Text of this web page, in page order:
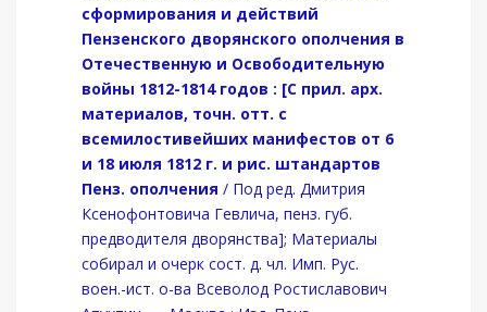
сформирования и действий
Пензенского дворянского ополчения в
Отечественную и Освободительную
войны 1812-1814 годов : [С прил. арх.
материалов, точн. отт. с
всемилостивейших манифестов от 6
и 18 июля 1812 г. и рис. штандартов
Пенз. ополчения / Под ред. Дмитрия
Ксенофонтовича Гевлича, пенз. губ.
предводителя дворянства]; Материалы
собирал и очерк сост. д. чл. Имп. Рус.
воен.-ист. о-ва Всеволод Ростиславович